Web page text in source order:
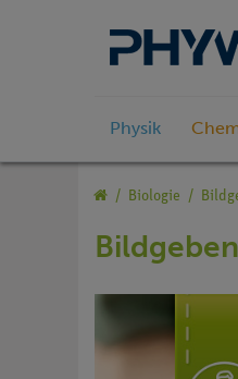
Physik
Biologie